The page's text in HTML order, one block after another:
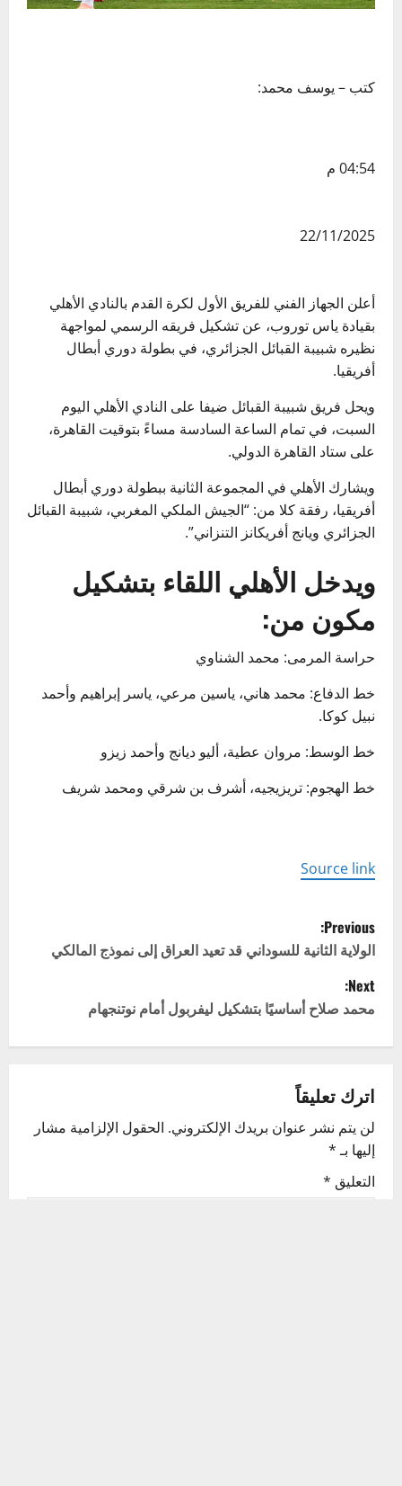
كتب – يوسف محمد:
04:54 م
22/11/2025
أعلن الجهاز الفني للفريق الأول لكرة القدم بالنادي الأهلي
بقيادة ياس توروب، عن تشكيل فريقه الرسمي لمواجهة
نظيره شبيبة القبائل الجزائري، في بطولة دوري أبطال
أفريقيا.
ويحل فريق شبيبة القبائل ضيفا على النادي الأهلي اليوم
السبت، في تمام الساعة السادسة مساءً بتوقيت القاهرة،
على ستاد القاهرة الدولي.
ويشارك الأهلي في المجموعة الثانية ببطولة دوري أبطال
أفريقيا، رفقة كلا من: “الجيش الملكي المغربي، شبيبة القبائل
الجزائري ويانج أفريكانز التنزاني”.
ويدخل الأهلي اللقاء بتشكيل
مكون من:
حراسة المرمى: محمد الشناوي
خط الدفاع: محمد هاني، ياسين مرعي، ياسر إبراهيم وأحمد
نبيل كوكا.
خط الوسط: مروان عطية، أليو ديانج وأحمد زيزو
خط الهجوم: تريزيجيه، أشرف بن شرقي ومحمد شريف
Source link
P
o
s
a
v
i
Previous:
الولاية الثانية للسوداني قد تعيد العراق إلى نموذج المالكي
Next:
محمد صلاح أساسيًا بتشكيل ليفربول أمام نوتنجهام
اترك تعليقاً
لن يتم نشر عنوان بريدك الإلكتروني. الحقول الإلزامية مشار
إليها بـ*
التعليق *